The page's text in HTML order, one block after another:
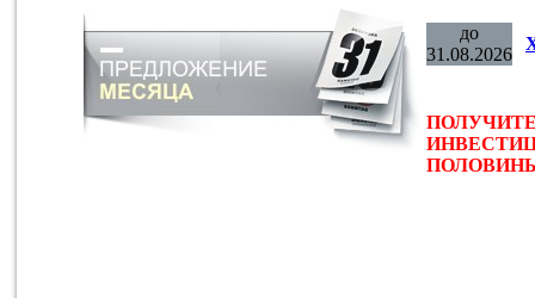
до
31.08.2026
ПОЛОВИНЫ